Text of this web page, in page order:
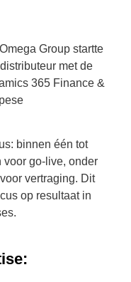
Group startte
met de
365 Finance &
binnen één tot
voor go-live, onder
vertraging. Dit
op resultaat in